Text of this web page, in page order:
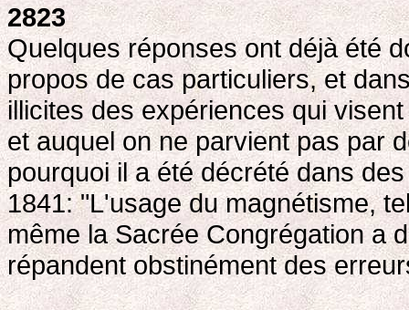
2823
Quelques réponses ont déjà été
propos de cas particuliers, et
illicites des expériences qui
et auquel on ne parvient pas par
pourquoi il a été décrété dans
1841: "L'usage du magnétisme,
même la Sacrée Congrégation a
répandent obstinément des